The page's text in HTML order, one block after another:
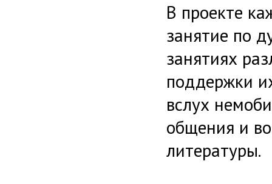
В проекте
занятие по
занятиях
поддержки
вслух
общения и
литературы.